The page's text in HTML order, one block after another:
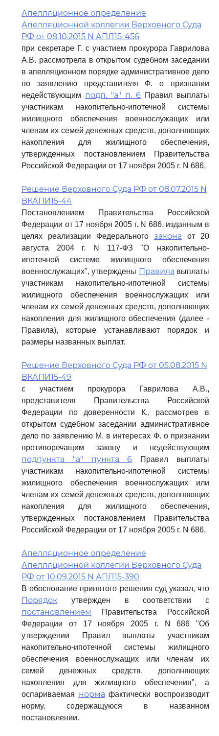
Апелляционное определение
Апелляционной коллегии Верховного Суда
РФ от 08.10.2015 N АПЛ15-456
при секретаре Г. с участием прокурора Гаврилова
А.В. рассмотрела в открытом судебном заседании
в апелляционном порядке административное дело
по заявлению представителя Ф. о признании
недействующим подп. "а" п. 6 Правил выплаты
участникам накопительно-ипотечной системы
жилищного обеспечения военнослужащих или
членам их семей денежных средств, дополняющих
накопления для жилищного обеспечения,
утвержденных постановлением Правительства
Российской Федерации от 17 ноября 2005 г. N 686,
Решение Верховного Суда РФ от 08.07.2015 N
ВКАПИ15-44
Постановлением Правительства Российской
Федерации от 17 ноября 2005 г. N 686, изданным в
целях реализации Федерального закона от 20
августа 2004 г. N 117-ФЗ "О накопительно-
ипотечной системе жилищного обеспечения
военнослужащих", утверждены Правила выплаты
участникам накопительно-ипотечной системы
жилищного обеспечения военнослужащих или
членам их семей денежных средств, дополняющих
накопления для жилищного обеспечения (далее -
Правила), которые устанавливают порядок и
размеры названных выплат.
Решение Верховного Суда РФ от 05.08.2015 N
ВКАПИ15-49
с участием прокурора Гаврилова А.В.,
представителя Правительства Российской
Федерации по доверенности К., рассмотрев в
открытом судебном заседании административное
дело по заявлению М. в интересах Ф. о признании
противоречащим закону и недействующим
подпункта "а" пункта 6 Правил выплаты
участникам накопительно-ипотечной системы
жилищного обеспечения военнослужащих или
членам их семей денежных средств, дополняющих
накопления для жилищного обеспечения,
утвержденных постановлением Правительства
Российской Федерации от 17 ноября 2005 г. N 686,
Апелляционное определение
Апелляционной коллегии Верховного Суда
РФ от 10.09.2015 N АПЛ15-390
В обоснование принятого решения суд указал, что
Порядок утвержден в соответствии с
постановлением
Правительства Российской
Федерации от 17 ноября 2005 г. N 686 "Об
утверждении Правил выплаты участникам
накопительно-ипотечной системы жилищного
обеспечения военнослужащих или членам их
семей денежных средств, дополняющих
накопления для жилищного обеспечения", а
оспариваемая норма фактически воспроизводит
норму, содержащуюся в названном
постановлении.